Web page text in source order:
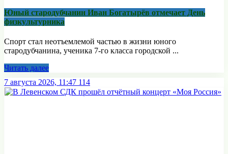
Юный стародубчанин Иван Богатырёв отмечает День
физкультурника
Спорт стал неотъемлемой частью в жизни юного
стародубчанина, ученика 7-го класса городской ...
Читать далее
7 августа 2026, 11:47 114